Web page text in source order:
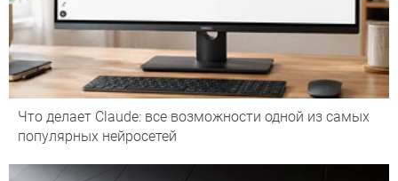
Что делает Сlaude: все возможности одной из самых
популярных нейросетей